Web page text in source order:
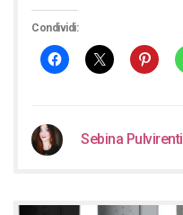
Condividi:
Sebina Pulvirenti